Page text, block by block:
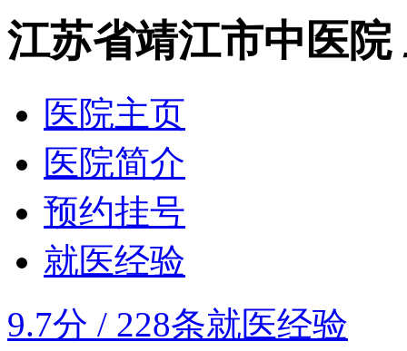
江苏省靖江市中医院
医院主页
医院简介
预约挂号
就医经验
9.7分 / 228条就医经验